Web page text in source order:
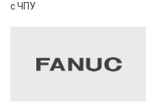
с ЧПУ